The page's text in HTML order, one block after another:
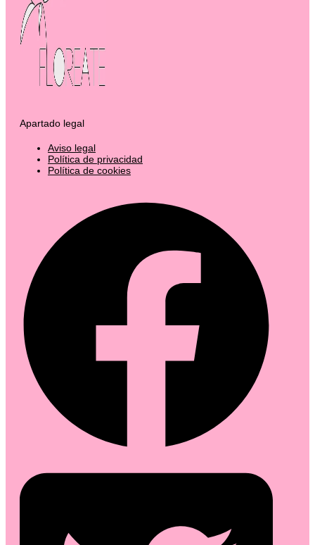
Apartado legal
Aviso legal
Política de privacidad
Política de cookies